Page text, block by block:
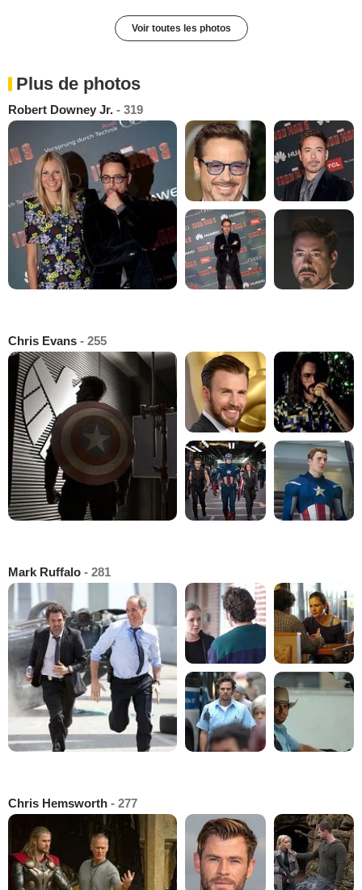
Voir toutes les photos
Plus de photos
Robert Downey Jr. - 319
Chris Evans - 255
Mark Ruffalo - 281
Chris Hemsworth - 277